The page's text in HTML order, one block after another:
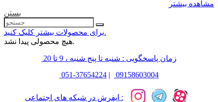
مشاهده بیشتر
بستن
برای محصولات بیشتر کلیک کنید.
هیچ محصولی پیدا نشد.
زمان پاسخگویی : شنبه تا پنج شنبه ، 9 تا 20
051-37654224 | 09158603004
ایفرش در شبکه های اجتماعی :